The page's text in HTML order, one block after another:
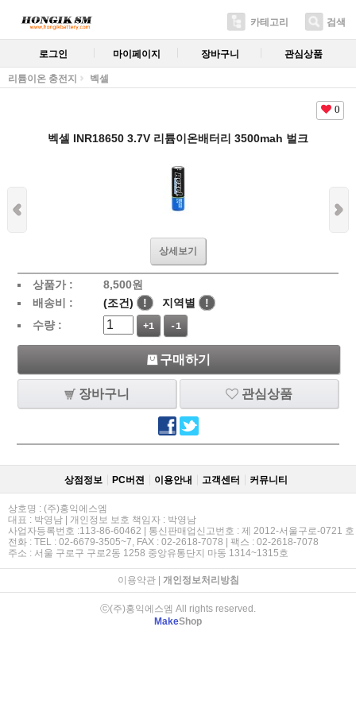
카테고리 검색
로그인 마이페이지 장바구니 관심상품
리튬이온 충전지 벡셀
0
벡셀 INR18650 3.7V 리튬이온배터리 3500mah 벌크
상세보기
상품가 : 8,500원
배송비 :
(조건) ! 지역별
!
수량 :
+1 -1
구매하기
장바구니 관심상품
상점정보 PC버젼 이용안내 고객센터 커뮤니티
상호명 : (주)홍익에스엠
대표 : 박영남 | 개인정보 보호 책임자 : 박영남
사업자등록번호 :113-86-60462 | 통신판매업신고번호 : 제 2012-서울구로-0721 호
전화 : TEL : 02-6679-3505~7, FAX : 02-2618-7078 | 팩스 : 02-2618-7078
주소 : 서울 구로구 구로2동 1258 중앙유통단지 마동 1314~1315호
이용약관| 개인정보처리방침
ⓒ(주)홍익에스엠 All rights reserved.
MakeShop